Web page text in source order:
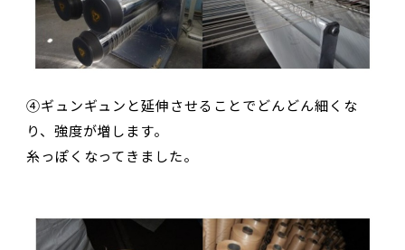
④ギュンギュンと延伸させることでどんどん細くな
り、強度が増します。
糸っぽくなってきました。